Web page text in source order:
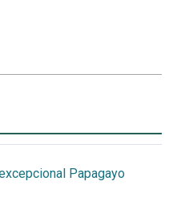
Papagayo